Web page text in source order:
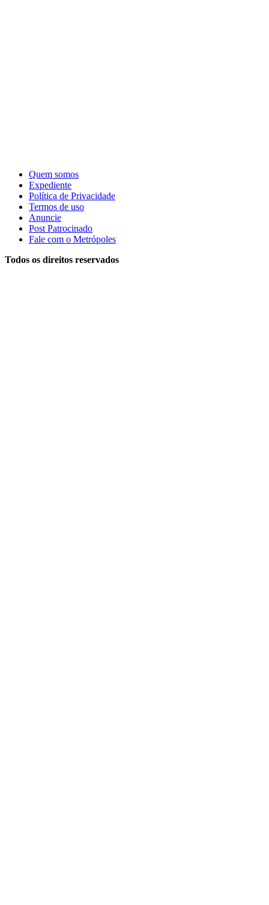
Quem somos
Expediente
Política de Privacidade
Termos de uso
Anuncie
Post Patrocinado
Fale com o Metrópoles
Todos os direitos reservados